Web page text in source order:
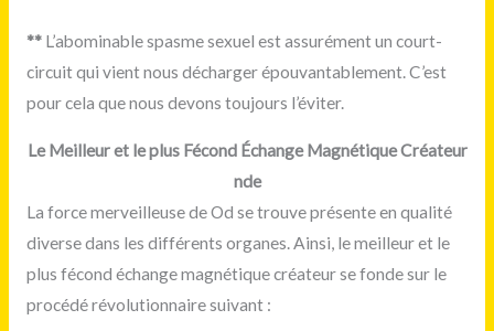
** L’abominable spasme sexuel est assurément un court-
circuit qui vient nous décharger épouvantablement. C’est
pour cela que nous devons toujours l’éviter.
Le Meilleur et le plus Fécond Échange Magnétique Créateur
nde
La force merveilleuse de Od se trouve présente en qualité
diverse dans les différents organes. Ainsi, le meilleur et le
plus fécond échange magnétique créateur se fonde sur le
procédé révolutionnaire suivant :